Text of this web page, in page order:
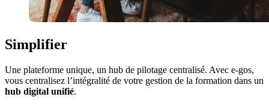
Simplifier
Une plateforme unique, un hub de pilotage centralisé. Avec e-gos,
vous centralisez l’intégralité de votre gestion de la formation dans un
hub digital unifié.